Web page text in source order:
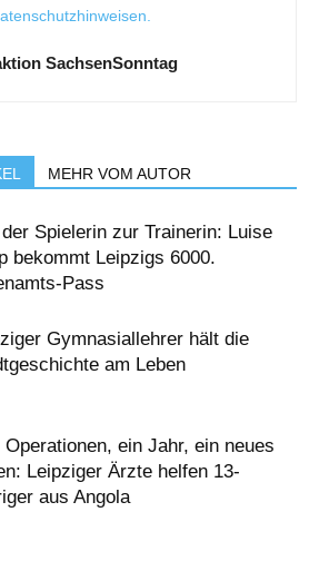
SachsenSonntag
MEHR VOM AUTOR
Spielerin zur Trainerin: Luise
bekommt Leipzigs 6000.
Pass
Gymnasiallehrer hält die
am Leben
Operationen, ein Jahr, ein neues
Leipziger Ärzte helfen 13-
aus Angola